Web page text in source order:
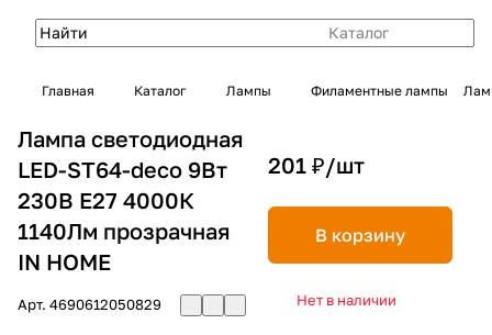
Каталог
Главная Каталог Лампы Филаментные лампы
Лампа светодиодная
LED-ST64-deco 9Вт
230В Е27 4000К
1140Лм прозрачная
IN HOME
Арт. 4690612050829
201 ₽/шт
В корзину
Нет в наличии